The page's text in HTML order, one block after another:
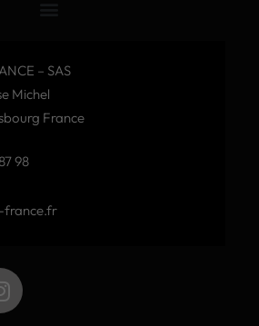
– SAS
Michel
France
98
france.fr